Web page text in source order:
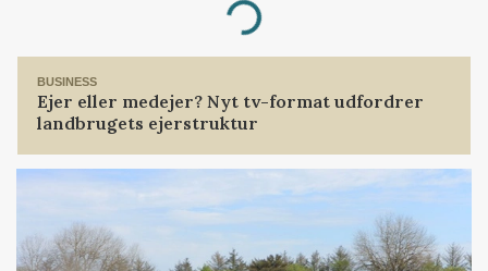
Loading...
BUSINESS
Ejer eller medejer? Nyt tv-format udfordrer
landbrugets ejerstruktur